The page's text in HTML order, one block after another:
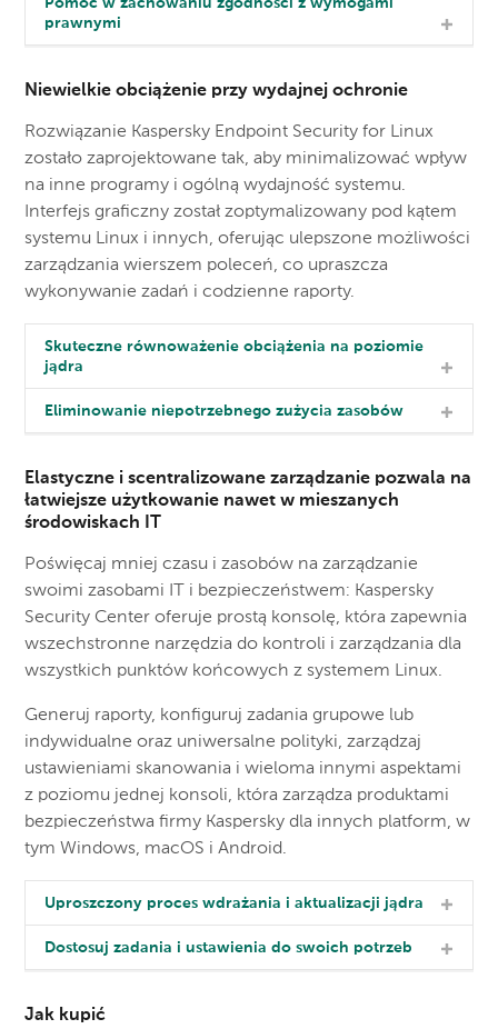
prawnymi
Niewielkie obciążenie przy wydajnej ochronie
Rozwiązanie Kaspersky Endpoint Security for Linux
zostało zaprojektowane tak, aby minimalizować wpływ
na inne programy i ogólną wydajność systemu.
Interfejs graficzny został zoptymalizowany pod kątem
systemu Linux i innych, oferując ulepszone możliwości
zarządzania wierszem poleceń, co upraszcza
wykonywanie zadań i codzienne raporty.
Skuteczne równoważenie obciążenia na poziomie
jądra
Eliminowanie niepotrzebnego zużycia zasobów
Elastyczne i scentralizowane zarządzanie pozwala na
łatwiejsze użytkowanie nawet w mieszanych
środowiskach IT
Poświęcaj mniej czasu i zasobów na zarządzanie
swoimi zasobami IT i bezpieczeństwem: Kaspersky
Security Center oferuje prostą konsolę, która zapewnia
wszechstronne narzędzia do kontroli i zarządzania dla
wszystkich punktów końcowych z systemem Linux.
Generuj raporty, konfiguruj zadania grupowe lub
indywidualne oraz uniwersalne polityki, zarządzaj
ustawieniami skanowania i wieloma innymi aspektami
z poziomu jednej konsoli, która zarządza produktami
bezpieczeństwa firmy Kaspersky dla innych platform, w
tym Windows, macOS i Android.
Uproszczony proces wdrażania i aktualizacji jądra
Dostosuj zadania i ustawienia do swoich potrzeb
Jak kupić